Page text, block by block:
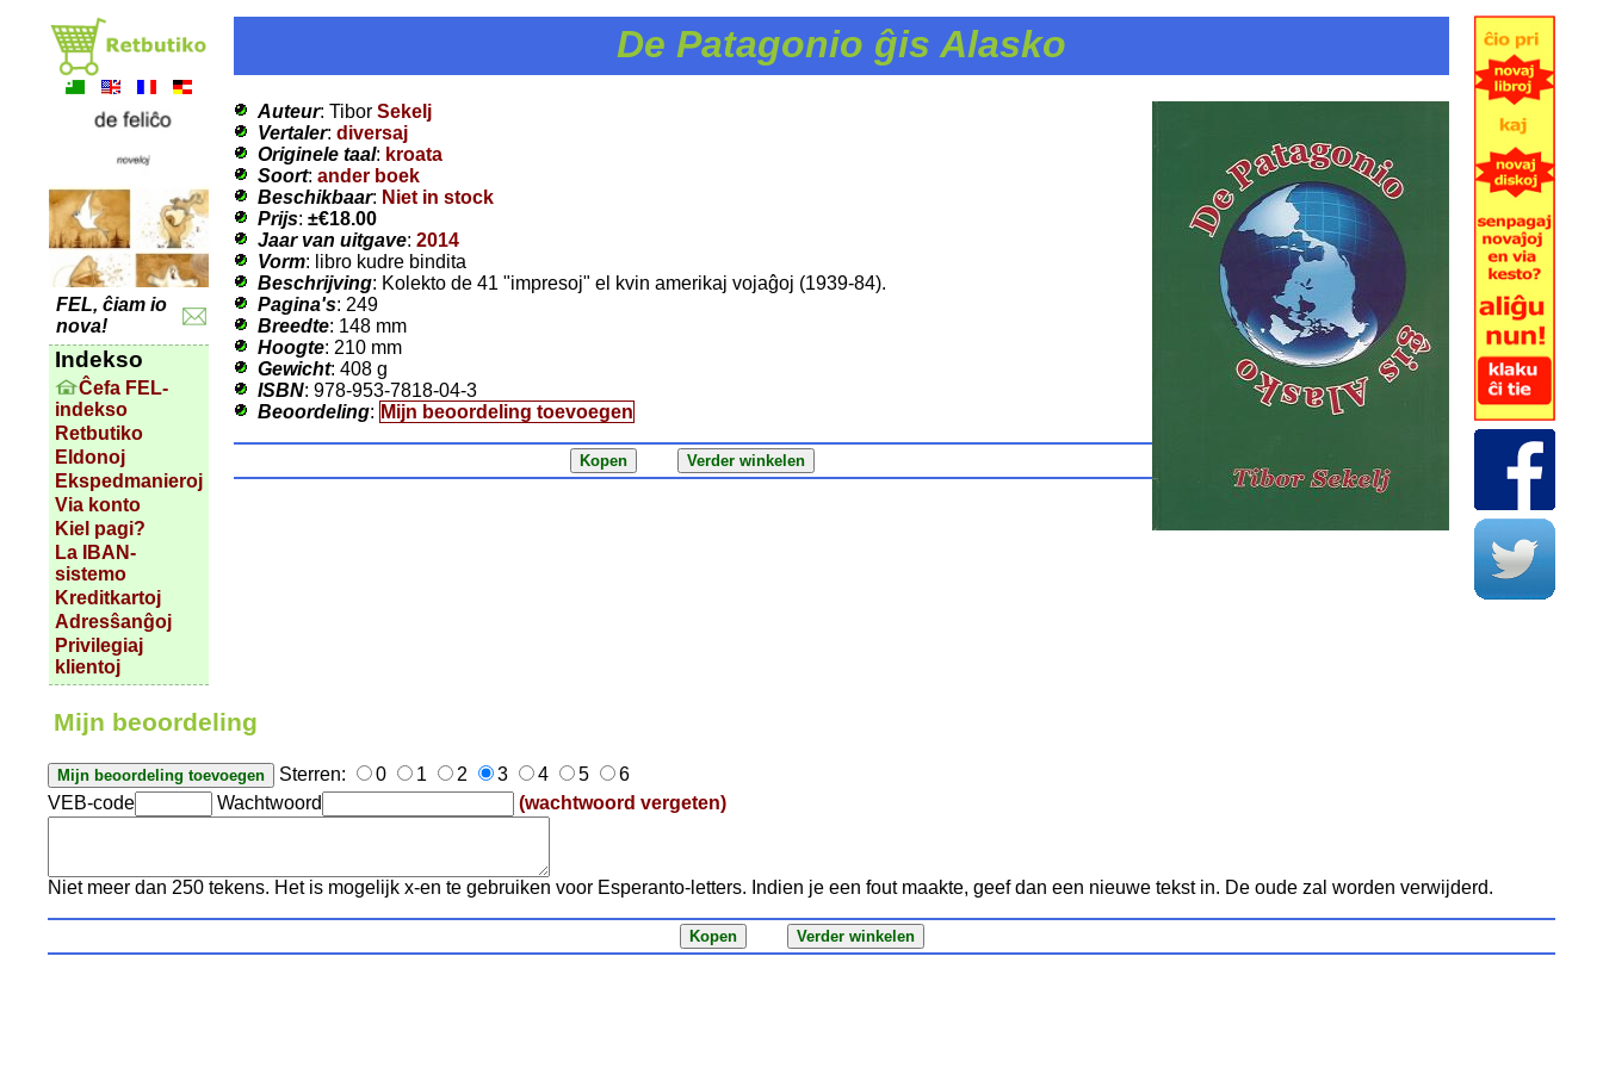
FEL, ĉiam io
nova!
Indekso
Ĉefa FEL-
indekso
Retbutiko
Eldonoj
Ekspedmanieroj
Via konto
Kiel pagi?
La IBAN-
sistemo
Kreditkartoj
Adresŝanĝoj
Privilegiaj
klientoj
De Patagonio ĝis Alasko
Auteur: Tibor Sekelj
Vertaler: diversaj
Originele taal: kroata
Soort: ander boek
Beschikbaar: Niet in stock
Prijs: ±€18.00
Jaar van uitgave: 2014
Vorm: libro kudre bindita
Beschrijving: Kolekto de 41 "impresoj" el kvin amerikaj vojaĝoj (1939-84).
Pagina's: 249
Breedte: 148 mm
Hoogte: 210 mm
Gewicht: 408 g
ISBN: 978-953-7818-04-3
Beoordeling: Mijn beoordeling toevoegen
Mijn beoordeling
Sterren: 0 1 2 3 4 5
6
VEB-code
Wachtwoord (wachtwoord vergeten)
Niet meer dan 250 tekens. Het is mogelijk x-en te gebruiken voor Esperanto-letters. Indien je een fout maakte, geef dan een nieuwe tekst in. De oude zal worden verwijderd.